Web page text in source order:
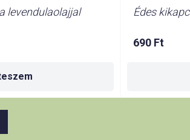
levendulaolajjal
Édes
690 Ft